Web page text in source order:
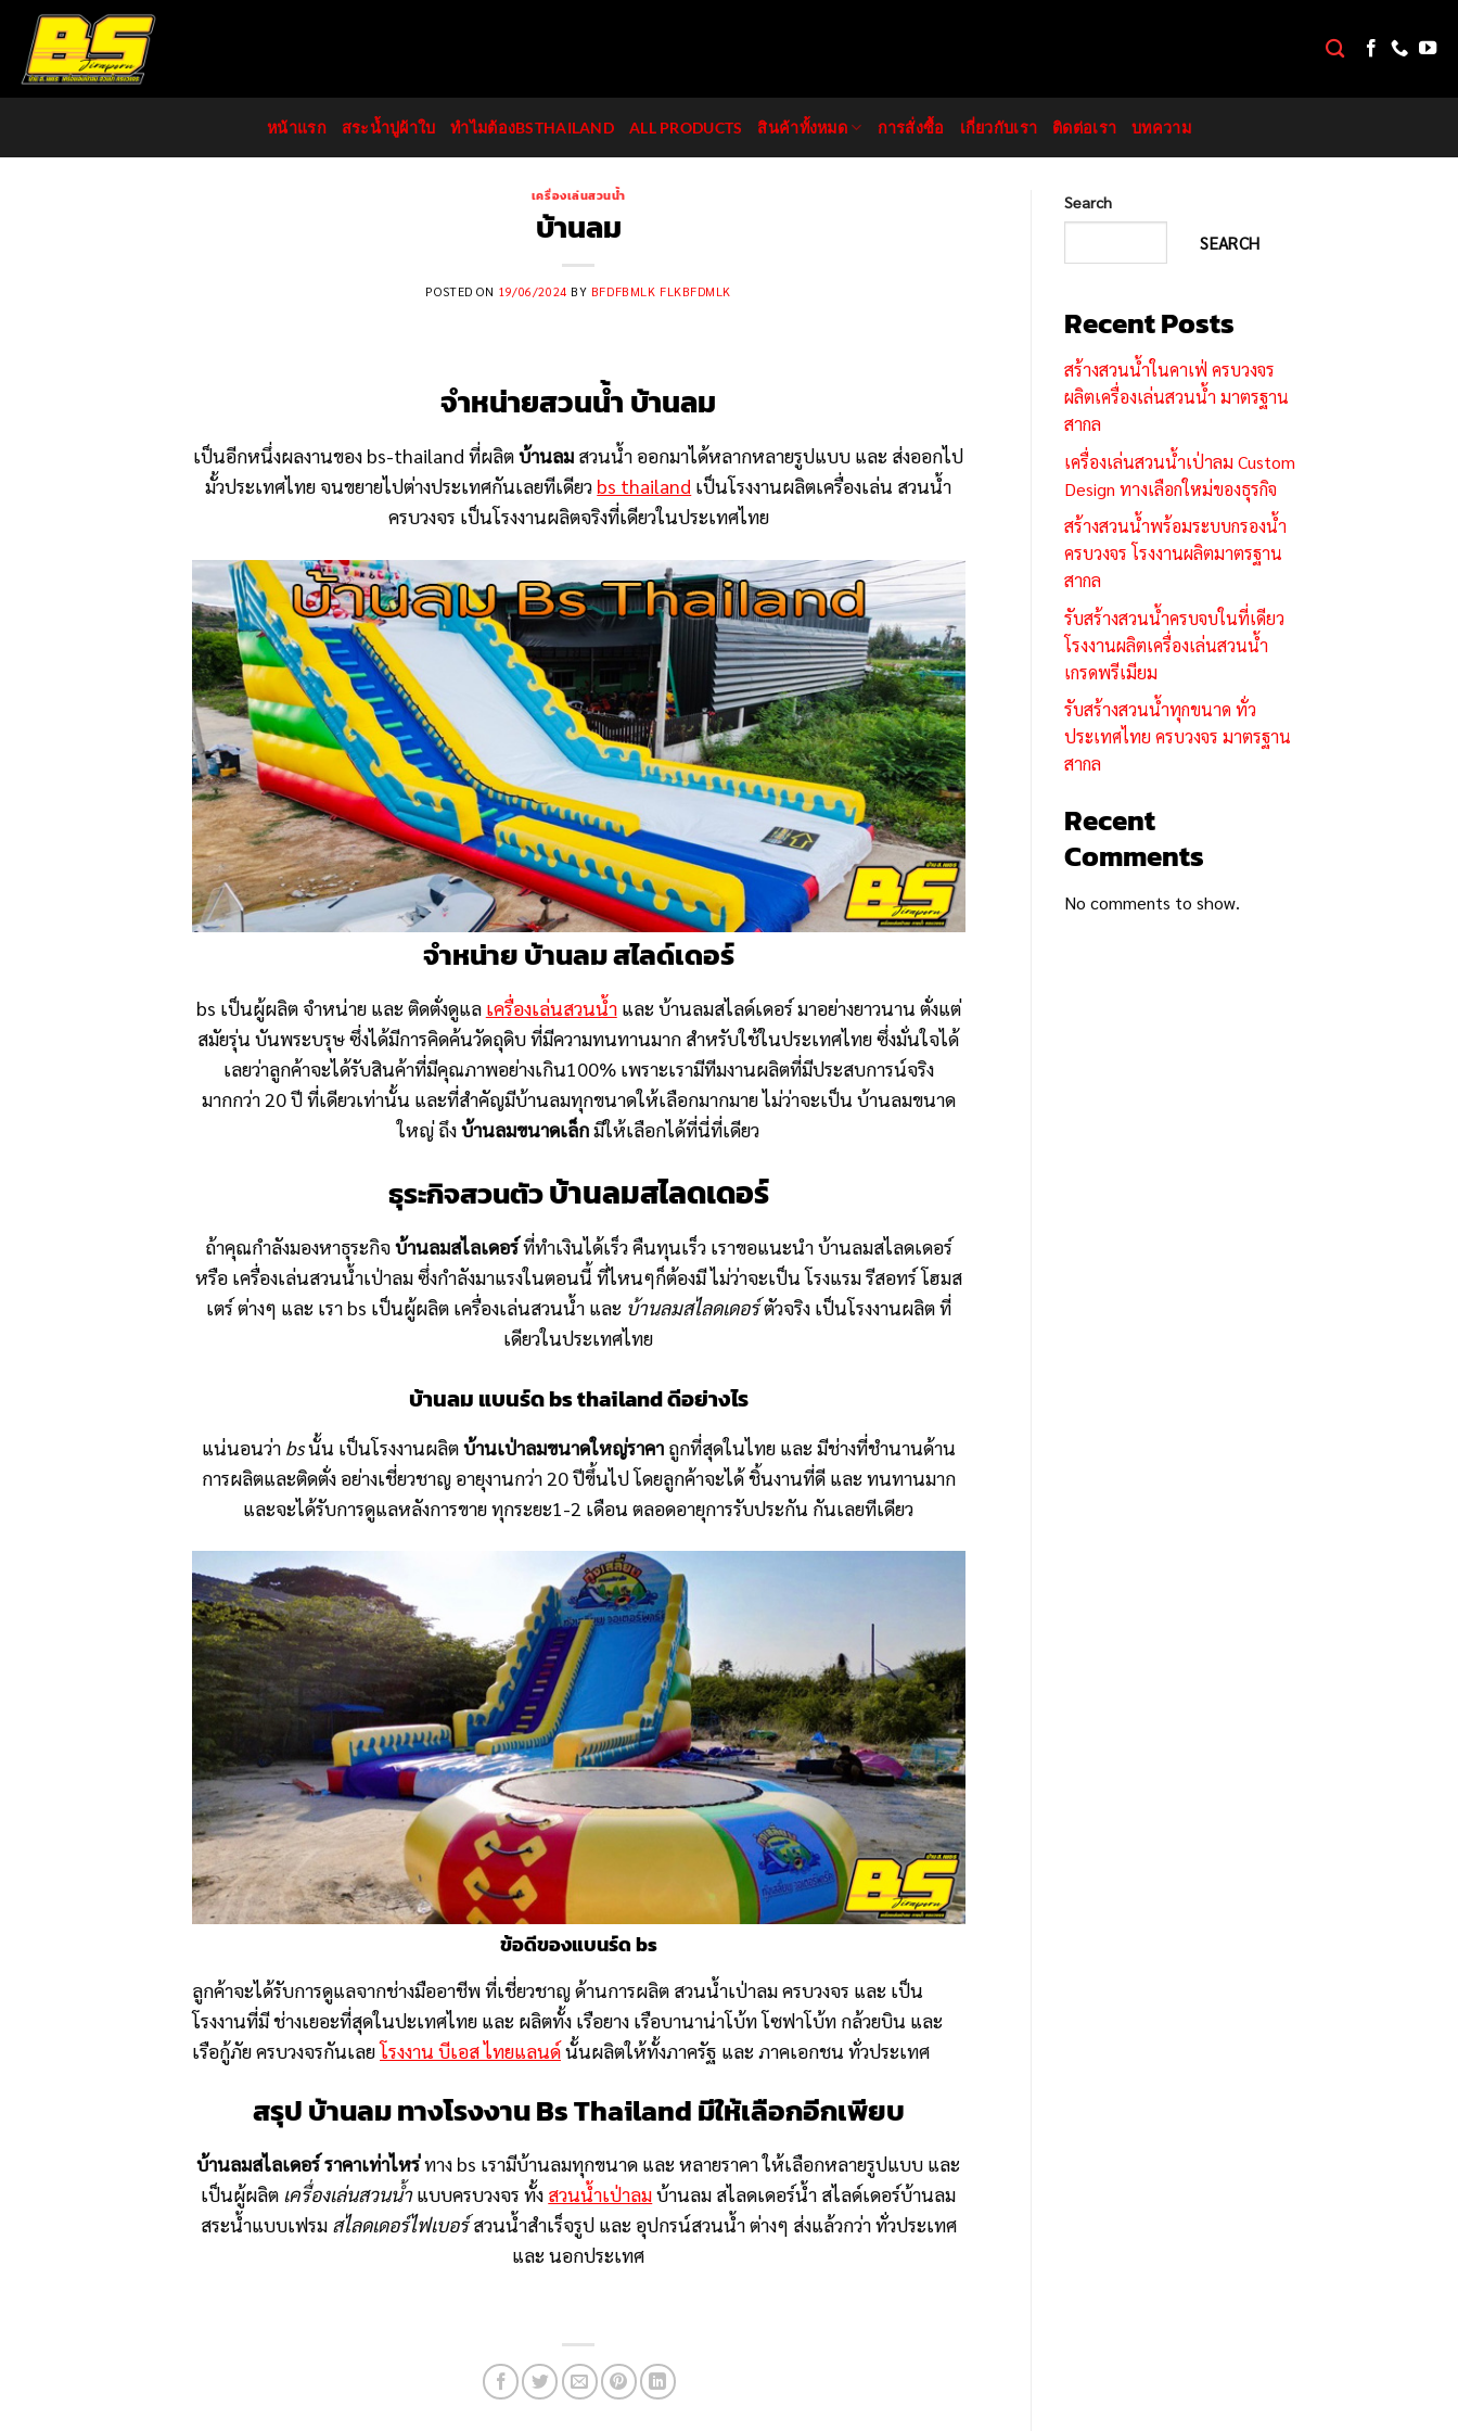
content
หน้าแรก สระน้ำปูผ้าใบ ทำไมต้องBSTHAILAND ALL PRODUCTS สินค้าทั้งหมด การสั่งซื้อ เกี่ยวกับเรา ติดต่อเรา บทความ
เครื่องเล่นสวนน้ำ
บ้านลม
POSTED ON 19/06/2024 BY BFDFBMLK FLKBFDMLK
จำหน่ายสวนน้ำ บ้านลม
เป็นอีกหนึ่งผลงานของ bs-thailand ที่ผลิตบ้านลม สวนน้ำ ออกมาได้หลากหลายรูปแบบ และ ส่งออกไป
มั้วประเทศไทย จนขยายไปต่างประเทศกันเลยทีเดียว bs thailand เป็นโรงงานผลิตเครื่องเล่น สวนน้ำ
ครบวงจร เป็นโรงงานผลิตจริงที่เดียวในประเทศไทย
จำหน่าย บ้านลม สไลด์เดอร์
bs เป็นผู้ผลิต จำหน่าย และ ติดตั่งดูแล เครื่องเล่นสวนน้ำและ บ้านลมสไลด์เดอร์ มาอย่างยาวนาน ตั่งแต่
สมัยรุ่น บันพระบรุษ ซึ่งได้มีการคิดค้นวัดถุดิบ ที่มีความทนทานมาก สำหรับใช้ในประเทศไทย ซึ่งมั่นใจได้
เลยว่าลูกค้าจะได้รับสินค้าที่มีคุณภาพอย่างเกิน100% เพราะเรามีทีมงานผลิตที่มีประสบการน์จริง
มากกว่า 20 ปี ที่เดียวเท่านั้น และที่สำคัญมีบ้านลมทุกขนาดให้เลือกมากมาย ไม่ว่าจะเป็น บ้านลมขนาด
ใหญ่ ถึงบ้านลมขนาดเล็กมีให้เลือกได้ที่นี่ที่เดียว
ธุระกิจสวนตัวบ้านลมสไลดเดอร์
ถ้าคุณกำลังมองหาธุระกิจบ้านลมสไลเดอร์ที่ทำเงินได้เร็ว คืนทุนเร็ว เราขอแนะนำ บ้านลมสไลดเดอร์
หรือ เครื่องเล่นสวนน้ำเป่าลม ซึ่งกำลังมาแรงในตอนนี้ ที่ไหนๆก็ต้องมี ไม่ว่าจะเป็น โรงแรม รีสอทร์ โฮมส
เตร์ ต่างๆ และ เรา bs เป็นผู้ผลิต เครื่องเล่นสวนน้ำ และ บ้านลมสไลดเดอร์ตัวจริง เป็นโรงงานผลิต ที่
เดียวในประเทศไทย
บ้านลม แบนร์ด bs thailand ดีอย่างไร
แน่นอนว่า bsนั้น เป็นโรงงานผลิตบ้านเป่าลมขนาดใหญ่ราคาถูกที่สุดในไทย และ มีช่างที่ชำนานด้าน
การผลิตและติดตั่ง อย่างเชี่ยวชาญ อายุงานกว่า 20 ปีขึ้นไปโดยลูกค้าจะได้ ชิ้นงานที่ดี และ ทนทานมาก
และจะได้รับการดูแลหลังการขาย ทุกระยะ1-2 เดือน ตลอดอายุการรับประกัน กันเลยทีเดียว
ข้อดีของแบนร์ด bs
ลูกค้าจะได้รับการดูแลจากช่างมืออาชีพ ที่เชี่ยวชาญ ด้านการผลิต สวนน้ำเป่าลม ครบวงจร และ เป็น
โรงงานที่มี ช่างเยอะที่สุดในปะเทศไทย และ ผลิตทั้ง เรือยาง เรือบานาน่าโบ้ท โซฟาโบ้ท กล้วยบิน และ
เรือกู้ภัย ครบวงจรกันเลยโรงงาน บีเอส ไทยแลนด์นั้นผลิตให้ทั้งภาครัฐ และ ภาคเอกชน ทั่วประเทศ
สรุป บ้านลม ทางโรงงาน Bs Thailand มีให้เลือกอีกเพียบ
บ้านลมสไลเดอร์ ราคาเท่าไหร่ทาง bs เรามีบ้านลมทุกขนาด และ หลายราคา ให้เลือกหลายรูปแบบ และ
เป็นผู้ผลิต เครื่องเล่นสวนน้ำแบบครบวงจร ทั้ง สวนน้ำเป่าลมบ้านลม สไลดเดอร์น้ำ สไลด์เดอร์บ้านลม
สระน้ำแบบเฟรม สไลดเดอร์ไฟเบอร์สวนน้ำสำเร็จรูป และ อุปกรน์สวนน้ำ ต่างๆ ส่งแล้วกว่า ทั่วประเทศ
และ นอกประเทศ
Search
SEARCH
Recent Posts
สร้างสวนน้ำในคาเฟ่ ครบวงจร
ผลิตเครื่องเล่นสวนน้ำ มาตรฐาน
สากล
เครื่องเล่นสวนน้ำเป่าลม Custom
Design ทางเลือกใหม่ของธุรกิจ
สร้างสวนน้ำพร้อมระบบกรองน้ำ
ครบวงจร โรงงานผลิตมาตรฐาน
สากล
รับสร้างสวนน้ำครบจบในที่เดียว
โรงงานผลิตเครื่องเล่นสวนน้ำ
เกรดพรีเมียม
รับสร้างสวนน้ำทุกขนาด ทั่ว
ประเทศไทย ครบวงจร มาตรฐาน
สากล
Recent
Comments
No comments to show.